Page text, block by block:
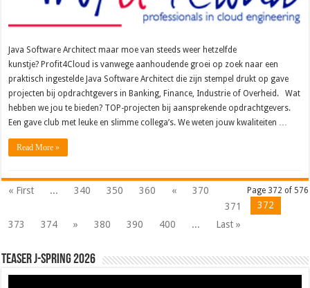
Java Software Architect maar moe van steeds weer hetzelfde
kunstje? Profit4Cloud is vanwege aanhoudende groei op zoek naar een
praktisch ingestelde Java Software Architect die zijn stempel drukt op gave
projecten bij opdrachtgevers in Banking, Finance, Industrie of Overheid. Wat
hebben we jou te bieden? TOP-projecten bij aansprekende opdrachtgevers.
Een gave club met leuke en slimme collega’s. We weten jouw kwaliteiten …
Read More »
Page 372 of 576
« First ... 340 350 360 «
370
371
372
373
374 » 380 390 400 ... Last »
Teaser J-Spring 2026